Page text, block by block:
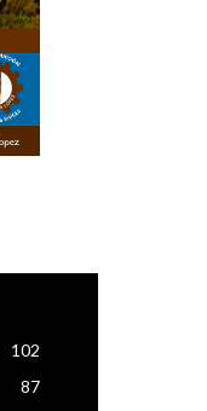
102
87